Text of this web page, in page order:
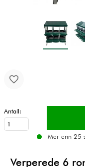
Antall:
Mer enn 25
Verperede 6